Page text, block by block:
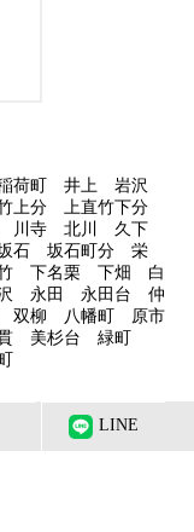
荷町 井上 岩沢
上分 上直竹下分
川寺 北川 久下
石 坂石町分 栄
下名栗 下畑 白
永田 永田台 仲
双柳 八幡町 原市
美杉台 緑町
LINE